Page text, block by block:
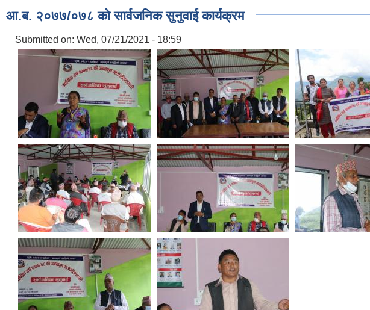
आ.ब. २०७७/०७८ को सार्वजनिक सुनुवाई कार्यक्रम
Submitted on: Wed, 07/21/2021 - 18:59